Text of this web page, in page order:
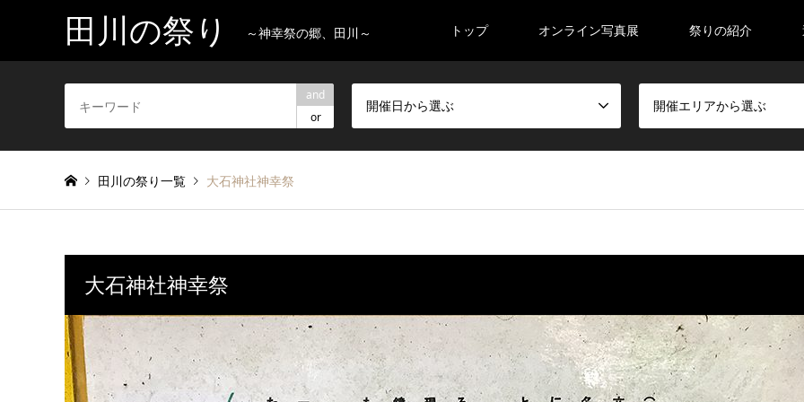
田川の祭り ～神幸祭の郷、田川～ トップ オンライン写真展 祭りの紹介
and
or
開催日から選ぶ 開催エリアから選ぶ
田川の祭り一覧 大石神社神幸祭
大石神社神幸祭